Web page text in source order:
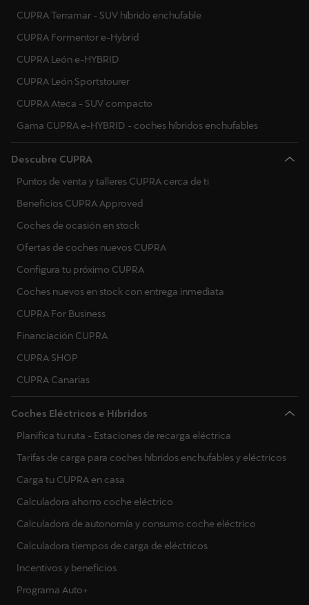
Montenegro
Malta
Países Bajos
Polonia
Serbia
Suecia
Eslovaquia
Ucrania
CUPRA Terramar - SUV híbrido enchufable
CUPRA Formentor e-Hybrid
CUPRA León e-HYBRID
CUPRA León Sportstourer
CUPRA Ateca - SUV compacto
Gama CUPRA e-HYBRID - coches híbridos enchufables
Descubre CUPRA
Puntos de venta y talleres CUPRA cerca de ti
Beneficios CUPRA Approved
Coches de ocasión en stock
Ofertas de coches nuevos CUPRA
Configura tu próximo CUPRA
Coches nuevos en stock con entrega inmediata
CUPRA For Business
Financiación CUPRA
CUPRA SHOP
CUPRA Canarias
Coches Eléctricos e Híbridos
Planifica tu ruta - Estaciones de recarga eléctrica
Tarifas de carga para coches híbridos enchufables y eléctricos
Carga tu CUPRA en casa
Calculadora ahorro coche eléctrico
Calculadora de autonomía y consumo coche eléctrico
Calculadora tiempos de carga de eléctricos
Incentivos y beneficios
Programa Auto+